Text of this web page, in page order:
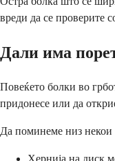
вреди да се проверите
Дали има
Повеќето болки во
придонесе или да
Да поминеме низ некои
Хернија на диск